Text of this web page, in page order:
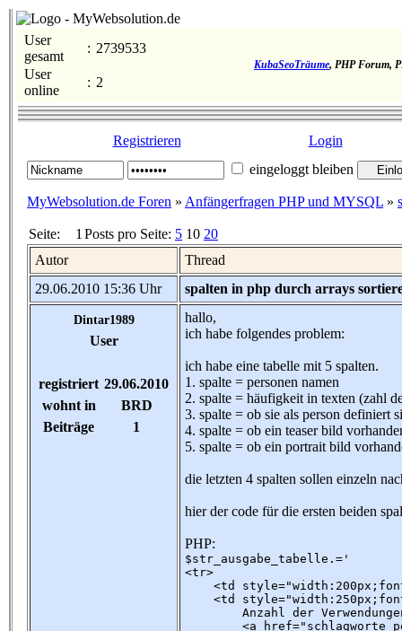
User
gesamt
: 2739533
User
online
: 2
KubaSeoTräume, PHP Forum,
Registrieren
Login
eingeloggt bleiben
MyWebsolution.de Foren » Anfängerfragen PHP und MYSQL »
Seite: 1 Posts pro Seite: 5 10 20
Autor
Thread
29.06.2010 15:36 Uhr
spalten in php durch arrays
Dintar1989
User
registriert 29.06.2010
wohnt in
BRD
Beiträge
1
hallo,
ich habe folgendes problem:
ich habe eine tabelle mit 5 spalten.
1. spalte = personen namen
2. spalte = häufigkeit in texten (zahl
3. spalte = ob sie als person definiert
4. spalte = ob ein teaser bild
5. spalte = ob ein portrait bild
die letzten 4 spalten sollen einzeln
hier der code für die ersten beiden
PHP:
$str_ausgabe_tabelle.='
<tr>
<td style="width:200px;font-
<td
Anzahl der
<a